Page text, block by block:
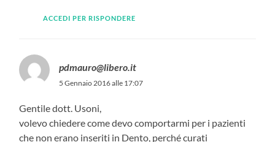
ACCEDI PER RISPONDERE
pdmauro@libero.it
5 Gennaio 2016 alle 17:07
Gentile dott. Usoni,
volevo chiedere come devo comportarmi per i pazienti
che non erano inseriti in Dento, perché curati